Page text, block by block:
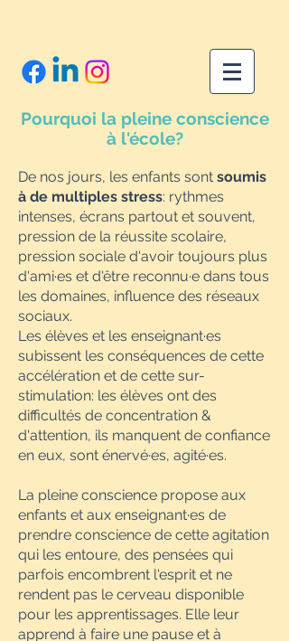
Pourquoi la pleine conscience
à l'école?
De nos jours, les enfants sont soumis
à de multiples stress: rythmes
intenses, écrans partout et souvent,
pression de la réussite scolaire,
pression sociale d'avoir toujours plus
d'ami·es et d'être reconnu·e dans tous
les domaines, influence des réseaux
sociaux.
Les élèves et les enseignant·es
subissent les conséquences de cette
accélération et de cette sur-
stimulation: les élèves ont des
difficultés de concentration &
d'attention, ils manquent de confiance
en eux, sont énervé·es, agité·es.
La pleine conscience propose aux
enfants et aux enseignant·es de
prendre conscience de cette agitation
qui les entoure, des pensées qui
parfois encombrent l'esprit et ne
rendent pas le cerveau disponible
pour les apprentissages. Elle leur
apprend à faire une pause et à